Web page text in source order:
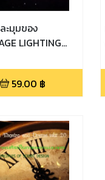
ะมุมของ
LIGHTING
AND ANGLES
59.00 ฿